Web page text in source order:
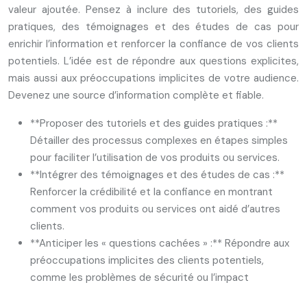
valeur ajoutée. Pensez à inclure des tutoriels, des guides
pratiques, des témoignages et des études de cas pour
enrichir l’information et renforcer la confiance de vos clients
potentiels. L’idée est de répondre aux questions explicites,
mais aussi aux préoccupations implicites de votre audience.
Devenez une source d’information complète et fiable.
**Proposer des tutoriels et des guides pratiques :**
Détailler des processus complexes en étapes simples
pour faciliter l’utilisation de vos produits ou services.
**Intégrer des témoignages et des études de cas :**
Renforcer la crédibilité et la confiance en montrant
comment vos produits ou services ont aidé d’autres
clients.
**Anticiper les « questions cachées » :** Répondre aux
préoccupations implicites des clients potentiels,
comme les problèmes de sécurité ou l’impact